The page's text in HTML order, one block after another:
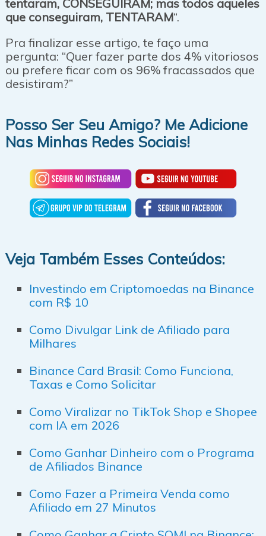
tentaram, CONSEGUIRAM; mas todos aqueles
que conseguiram, TENTARAM“.
Pra finalizar esse artigo, te faço uma
pergunta: “Quer fazer parte dos 4% vitoriosos
ou prefere ficar com os 96% fracassados que
desistiram?”
Posso Ser Seu Amigo? Me Adicione
Nas Minhas Redes Sociais!
Veja Também Esses Conteúdos:
Investindo em Criptomoedas na Binance
com R$ 10
Como Divulgar Link de Afiliado para
Milhares
Binance Card Brasil: Como Funciona,
Taxas e Como Solicitar
Como Viralizar no TikTok Shop e Shopee
com IA em 2026
Como Ganhar Dinheiro com o Programa
de Afiliados Binance
Como Fazer a Primeira Venda como
Afiliado em 27 Minutos